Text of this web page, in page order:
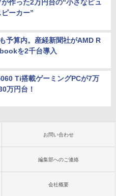
作った2万円台の“小さなピュ
ーカー”
予算内。産経新聞社がAMD R
を2千台導入
Ti搭載ゲーミングPCが7万
万円台！
お問い合わせ
編集部へのご連絡
会社概要